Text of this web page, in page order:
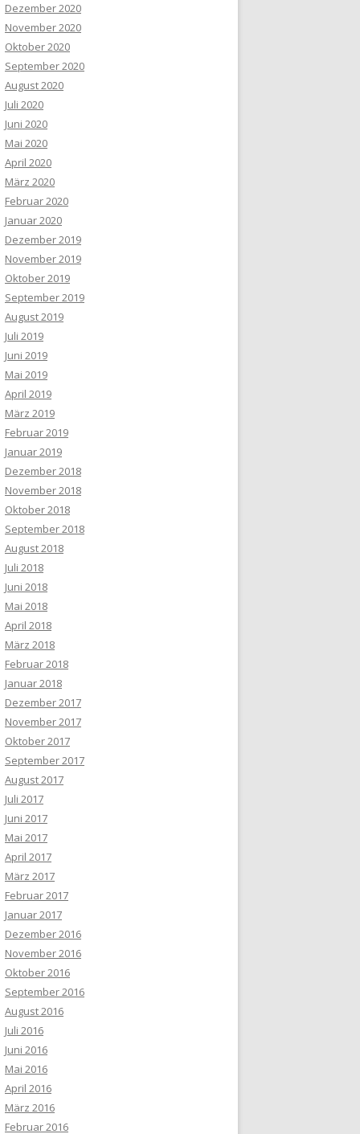
Dezember 2020
November 2020
Oktober 2020
September 2020
August 2020
Juli 2020
Juni 2020
Mai 2020
April 2020
März 2020
Februar 2020
Januar 2020
Dezember 2019
November 2019
Oktober 2019
September 2019
August 2019
Juli 2019
Juni 2019
Mai 2019
April 2019
März 2019
Februar 2019
Januar 2019
Dezember 2018
November 2018
Oktober 2018
September 2018
August 2018
Juli 2018
Juni 2018
Mai 2018
April 2018
März 2018
Februar 2018
Januar 2018
Dezember 2017
November 2017
Oktober 2017
September 2017
August 2017
Juli 2017
Juni 2017
Mai 2017
April 2017
März 2017
Februar 2017
Januar 2017
Dezember 2016
November 2016
Oktober 2016
September 2016
August 2016
Juli 2016
Juni 2016
Mai 2016
April 2016
März 2016
Februar 2016